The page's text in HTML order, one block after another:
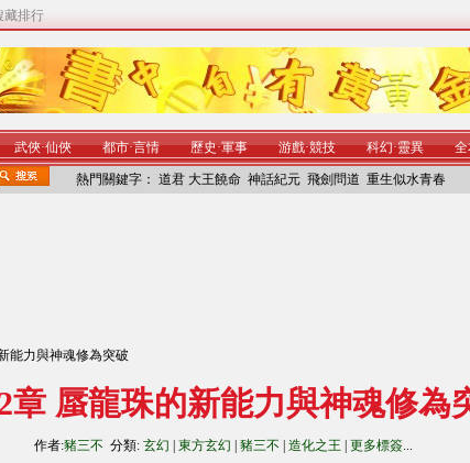
藏排行
武俠·仙俠 都市·言情 歷史·軍事 游戲·競技 科幻·靈異
熱門關鍵字： 道君 大王饒命 神話紀元 飛劍問道 重生似水青春
能力與神魂修為突破
章 蜃龍珠的新能力與神魂修為
作者:豬三不 分類: 玄幻 東方玄幻 豬三不 造化之王 更多標簽...